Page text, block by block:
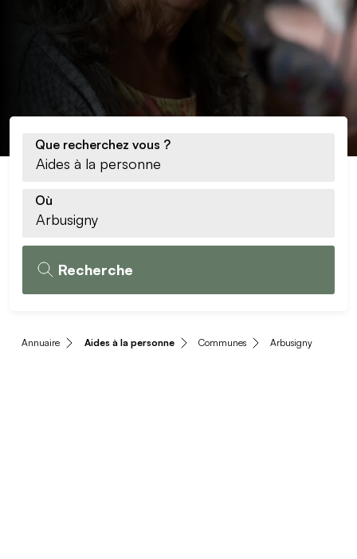
Que recherchez vous ?
Où
Recherche
Annuaire Aides à la personne Communes Arbusigny